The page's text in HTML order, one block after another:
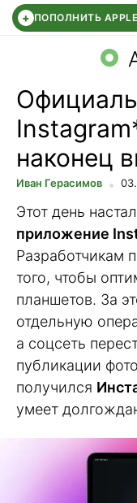
+ ПОПОЛНИТЬ APPLE
СБЕР КИДС
наконец
Иван Герасимов
Этот день
приложение
Разработчикам
того, чтобы
планшетов. За
отдельную
а соцсеть
публикации
получился
умеет